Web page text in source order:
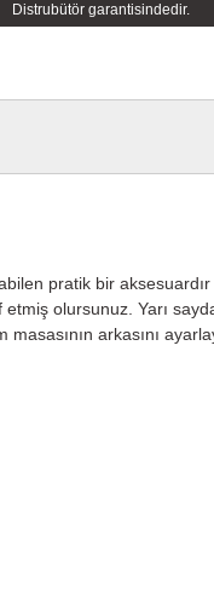
Distrubütör garantisindedir.
pratik bir
olursunuz. Yarı
arkasını
tarafımıza iletebilirsiniz.